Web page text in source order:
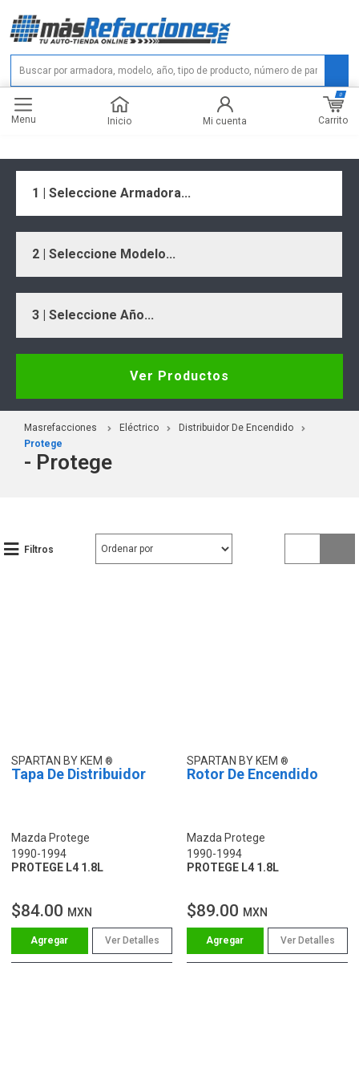
Menu Inicio Mi cuenta Carrito
0
1 | Seleccione Armadora...
2 | Seleccione Modelo...
3 | Seleccione Año...
Ver Productos
Masrefacciones Eléctrico
Distribuidor De Encendido
Protege
- Protege
Filtros
SPARTAN BY KEM
Tapa De Distribuidor
Mazda Protege
1990-1994
PROTEGE L4 1.8L
$84.00 MXN
Ver Detalles
SPARTAN BY KEM
Rotor De Encendido
Mazda Protege
1990-1994
PROTEGE L4 1.8L
$89.00 MXN
Ver Detalles